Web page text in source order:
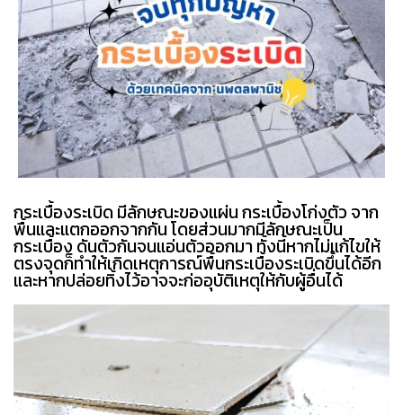
กระเบื้องระเบิด มีลักษณะของแผ่น กระเบื้องโก่งตัว จาก
พื้นและแตกออกจากกัน โดยส่วนมากมีลักษณะเป็น
กระเบื้อง ดันตัวกันจนแอ่นตัวออกมา ทั้งนี้หากไม่แก้ไขให้
ตรงจุดก็ทำให้เกิดเหตุการณ์พื้นกระเบื้องระเบิดขึ้นได้อีก
และหากปล่อยทิ้งไว้อาจจะก่ออุบัติเหตุให้กับผู้อื่นได้